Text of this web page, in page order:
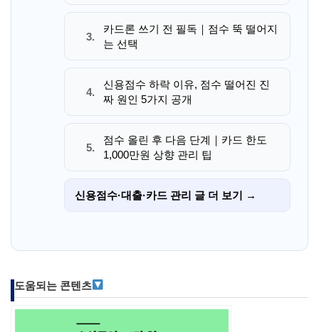
3.
카드론 쓰기 전 필독｜점수 뚝 떨어지
는 선택
4.
신용점수 하락 이유, 점수 떨어진 진
짜 원인 5가지 공개
5.
점수 올린 후 다음 단계｜카드 한도
1,000만원 상향 관리 팁
신용점수·대출·카드 관리 글 더 보기 →
도움되는 콘텐츠